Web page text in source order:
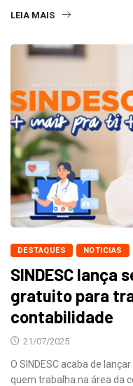
LEIA MAIS
DESTAQUES NOTICIAS
SINDESC lança
gratuito para
contabilidade
21/07/2025
O SINDESC acaba de
quem trabalha na área da